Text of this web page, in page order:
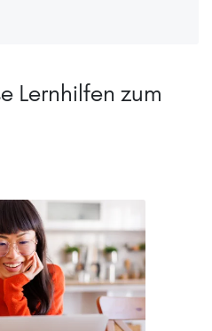
Lernhilfen zum